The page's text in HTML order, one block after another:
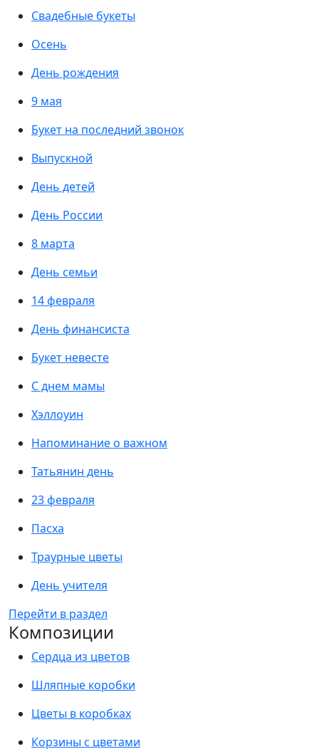
Свадебные букеты
Осень
День рождения
9 мая
Букет на последний звонок
Выпускной
День детей
День России
8 марта
День семьи
14 февраля
День финансиста
Букет невесте
С днем мамы
Хэллоуин
Напоминание о важном
Татьянин день
23 февраля
Пасха
Траурные цветы
День учителя
Перейти в раздел
Композиции
Сердца из цветов
Шляпные коробки
Цветы в коробках
Корзины с цветами